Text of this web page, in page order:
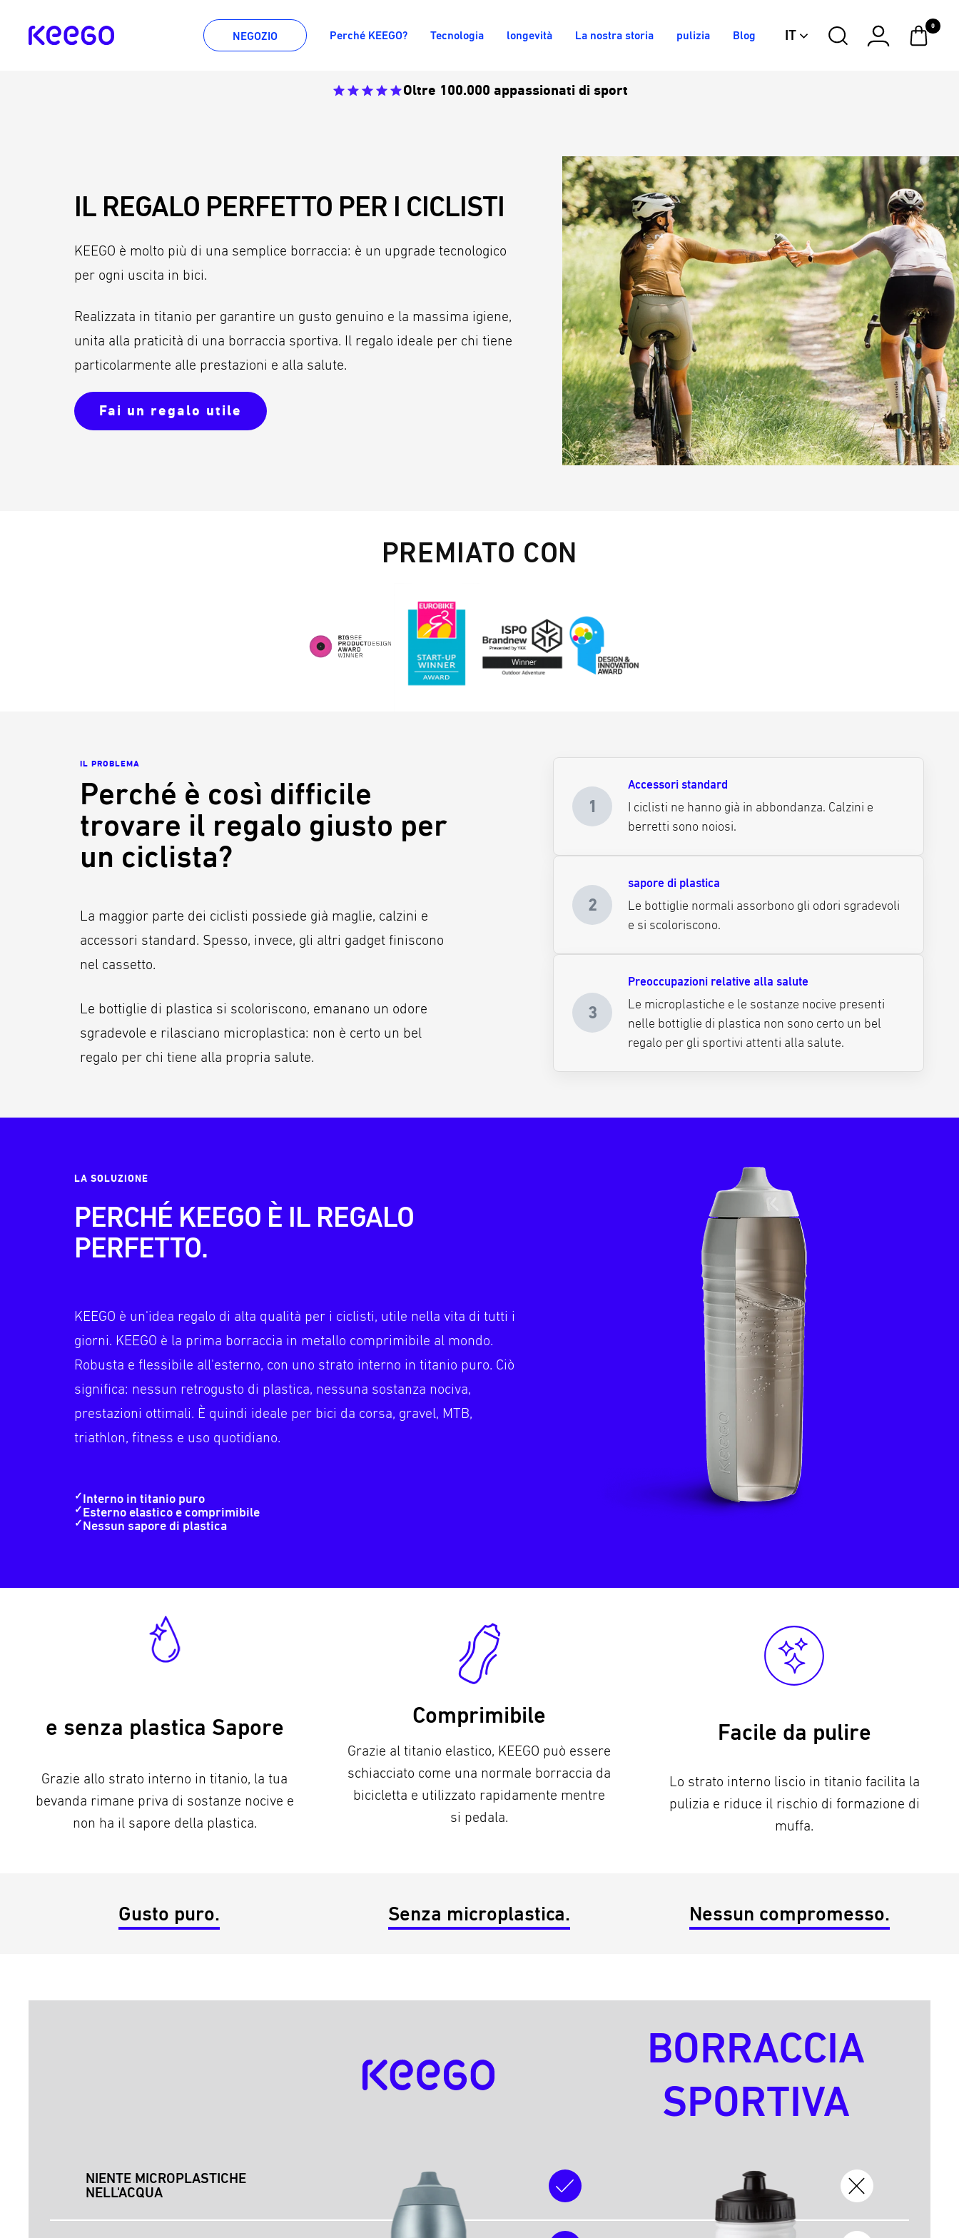
direttamente
NEGOZIO Perché KEEGO? Tecnologia longevità La nostra storia pulizia Blog
per
IT
0
Oltre 100.000 appassionati di sport
IL REGALO PERFETTO PER I CICLISTI
KEEGO è molto più di una semplice borraccia: è un upgrade tecnologico
per ogni uscita in bici.
Realizzata in titanio per garantire un gusto genuino e la massima igiene,
unita alla praticità di una borraccia sportiva. Il regalo ideale per chi tiene
particolarmente alle prestazioni e alla salute.
Fai un regalo utile
PREMIATO CON
IL PROBLEMA
Perché è così difficile
trovare il regalo giusto per
un ciclista?
La maggior parte dei ciclisti possiede già maglie, calzini e
accessori standard. Spesso, invece, gli altri gadget finiscono
nel cassetto.
Le bottiglie di plastica si scoloriscono, emanano un odore
sgradevole e rilasciano microplastica: non è certo un bel
regalo per chi tiene alla propria salute.
1
Accessori standard
I ciclisti ne hanno già in abbondanza. Calzini e
berretti sono noiosi.
2
sapore di plastica
Le bottiglie normali assorbono gli odori sgradevoli
e si scoloriscono.
3
Preoccupazioni relative alla salute
Le microplastiche e le sostanze nocive presenti
nelle bottiglie di plastica non sono certo un bel
regalo per gli sportivi attenti alla salute.
LA SOLUZIONE
PERCHÉ KEEGO È IL REGALO
PERFETTO.
KEEGO è un'idea regalo di alta qualità per i ciclisti, utile nella vita di tutti i
giorni. KEEGO è la prima borraccia in metallo comprimibile al mondo.
Robusta e flessibile all'esterno, con uno strato interno in titanio puro. Ciò
significa: nessun retrogusto di plastica, nessuna sostanza nociva,
prestazioni ottimali. È quindi ideale per bici da corsa, gravel, MTB,
triathlon, fitness e uso quotidiano.
✓Interno in titanio puro
✓Esterno elastico e comprimibile
✓Nessun sapore di plastica
e senza plastica Sapore
Grazie allo strato interno in titanio, la tua
bevanda rimane priva di sostanze nocive e
non ha il sapore della plastica.
Comprimibile
Grazie al titanio elastico, KEEGO può essere
schiacciato come una normale borraccia da
bicicletta e utilizzato rapidamente mentre
si pedala.
Facile da pulire
Lo strato interno liscio in titanio facilita la
pulizia e riduce il rischio di formazione di
muffa.
Gusto puro. Senza microplastica. Nessun compromesso.
BORRACCIA
SPORTIVA
NIENTE MICROPLASTICHE
NELL'ACQUA